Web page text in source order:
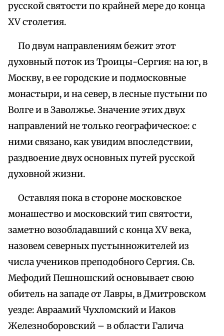
русской святости по крайней мере до конца
XV столетия.
По двум направлениям бежит этот
духовный поток из Троицы-Сергия: на юг, в
Москву, в ее городские и подмосковные
монастыри, и на север, в лесные пустыни по
Волге и в Заволжье. Значение этих двух
направлений не только географическое: с
ними связано, как увидим впоследствии,
раздвоение двух основных путей русской
духовной жизни.
Оставляя пока в стороне московское
монашество и московский тип святости,
заметно возобладавший с конца XV века,
назовем северных пустынножителей из
числа учеников преподобного Сергия. Св.
Мефодий Пешношский основывает свою
обитель на западе от Лавры, в Дмитровском
уезде: Авраамий Чухломский и Иаков
Железноборовский – в области Галича